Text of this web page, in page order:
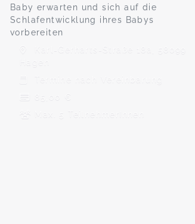
Baby erwarten und sich auf die
Schlafentwicklung ihres Babys
vorbereiten
Karl-Gerharts-Straße 18a, 58099
Hagen
Termine nach Vereinbarung
85,00 €
Max. 5 TeilnehmerInnen